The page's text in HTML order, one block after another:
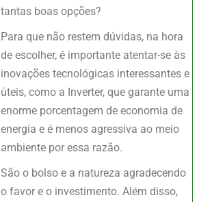
tantas boas opções?
Para que não restem dúvidas, na hora
de escolher, é importante atentar-se às
inovações tecnológicas interessantes e
úteis, como a Inverter, que garante uma
enorme porcentagem de economia de
energia e é menos agressiva ao meio
ambiente por essa razão.
São o bolso e a natureza agradecendo
o favor e o investimento. Além disso,